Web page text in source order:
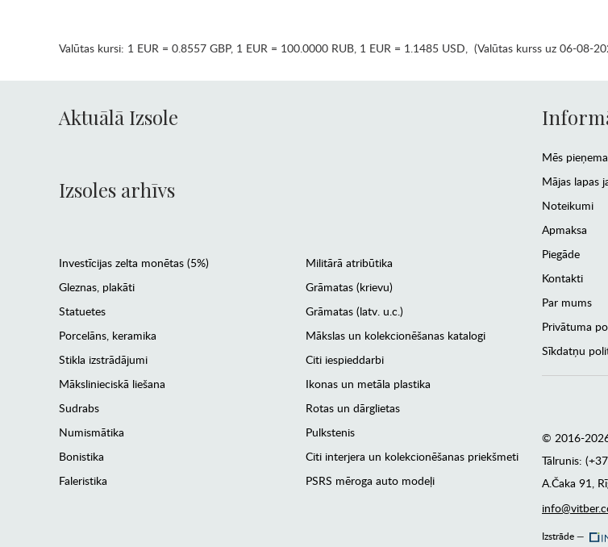
Valūtas kursi: 1 EUR = 0.8557 GBP, 1 EUR = 100.0000 RUB, 1 EUR = 1.1485 USD, (Valūtas kurss uz 06-08-
Aktuālā Izsole
Izsoles arhīvs
Investīcijas zelta monētas (5%)
Gleznas, plakāti
Statuetes
Porcelāns, keramika
Stikla izstrādājumi
Mākslinieciskā liešana
Sudrabs
Numismātika
Bonistika
Faleristika
Militārā atribūtika
Grāmatas (krievu)
Grāmatas (latv. u.c.)
Mākslas un kolekcionēšanas katalogi
Citi iespieddarbi
Ikonas un metāla plastika
Rotas un dārglietas
Pulkstenis
Citi interjera un kolekcionēšanas priekšmeti
PSRS mēroga auto modeļi
Mēs
Mājas lapas
Noteikumi
Apmaksa
Piegāde
Kontakti
Par mums
Privātuma
Sīkdatņu
© 2016-
Tālrunis:
А.Čaka 91,
Izstrāde —